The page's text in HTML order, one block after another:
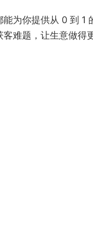
为你提供从 0 到 1
难题，让生意做得